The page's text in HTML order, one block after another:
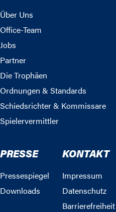
Über Uns
Office-Team
Jobs
Partner
Die Trophäen
Ordnungen & Standards
Schiedsrichter & Kommissare
Spielervermittler
PRESSE
Pressespiegel
Downloads
KONTAKT
Impressum
Datenschutz
Barrierefreiheit